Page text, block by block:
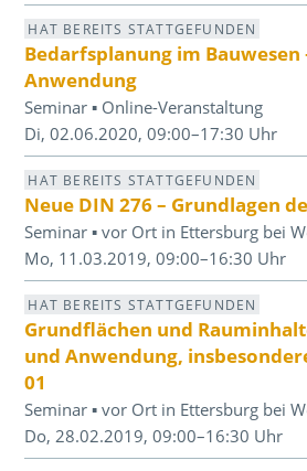
HAT BEREITS STATTGEFUNDEN
Bedarfsplanung im Bauwesen
Anwendung
Seminar ▪ Online-Veranstaltung
Di, 02.06.2020, 09:00–17:30 Uhr
HAT BEREITS STATTGEFUNDEN
Neue DIN 276 – Grundlagen
Seminar ▪ vor Ort in Ettersburg bei
Mo, 11.03.2019, 09:00–16:30 Uhr
HAT BEREITS STATTGEFUNDEN
Grundflächen und
und Anwendung,
01
Seminar ▪ vor Ort in Ettersburg bei
Do, 28.02.2019, 09:00–16:30 Uhr